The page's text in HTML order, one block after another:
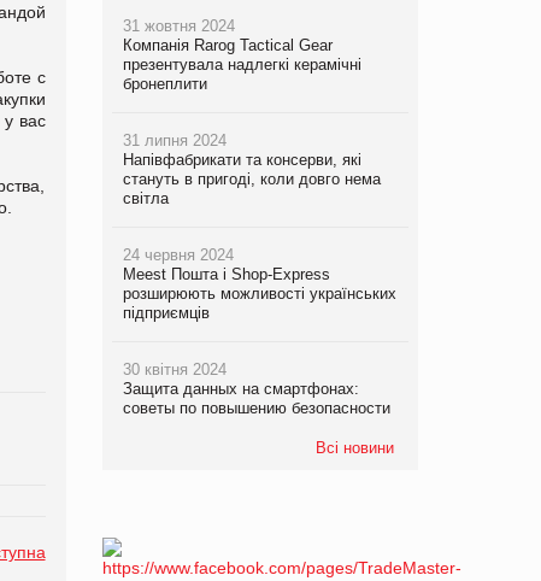
с
вас
31 жовтня 2024
Компанія Rarog Tactical Gear
презентувала надлегкі керамічні
бронеплити
31 липня 2024
Напівфабрикати та консерви, які
стануть в пригоді, коли довго нема
світла
24 червня 2024
Meest Пошта і Shop-Express
розширюють можливості українських
підприємців
30 квітня 2024
Защита данных на смартфонах:
советы по повышению безопасности
Всі новини